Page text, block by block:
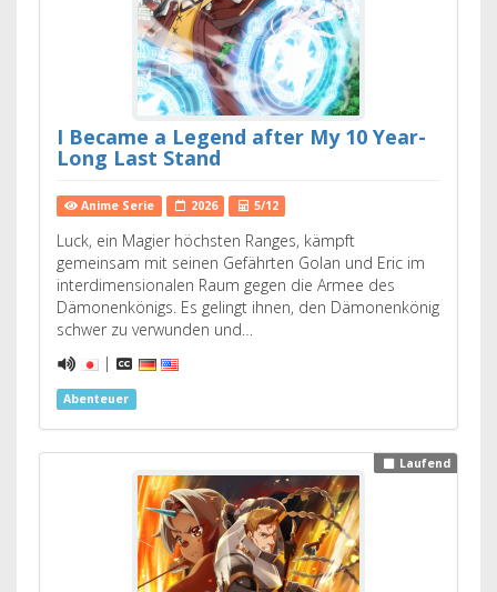
I Became a Legend after My 10 Year-
Long Last Stand
Anime Serie 2026 5/12
Luck, ein Magier höchsten Ranges, kämpft
gemeinsam mit seinen Gefährten Golan und Eric im
interdimensionalen Raum gegen die Armee des
Dämonenkönigs. Es gelingt ihnen, den Dämonenkönig
schwer zu verwunden und…
|
Abenteuer
Laufend